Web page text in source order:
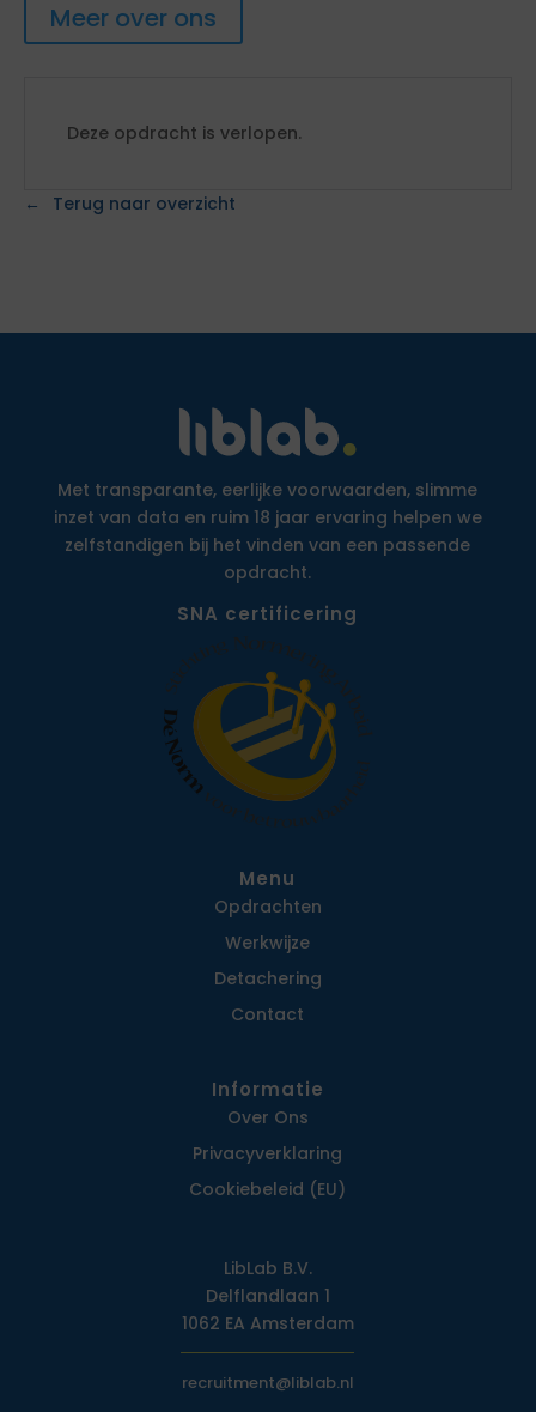
Meer over ons
Deze opdracht is verlopen.
Terug naar overzicht
Met transparante, eerlijke voorwaarden, slimme
inzet van data en ruim 18 jaar ervaring helpen we
zelfstandigen bij het vinden van een passende
opdracht.
SNA certificering
Menu
Opdrachten
Werkwijze
Detachering
Contact
Informatie
Over Ons
Privacy­verklaring
Cookiebeleid (EU)
LibLab B.V.
Delflandlaan 1
1062 EA Amsterdam
recruitment@liblab.nl